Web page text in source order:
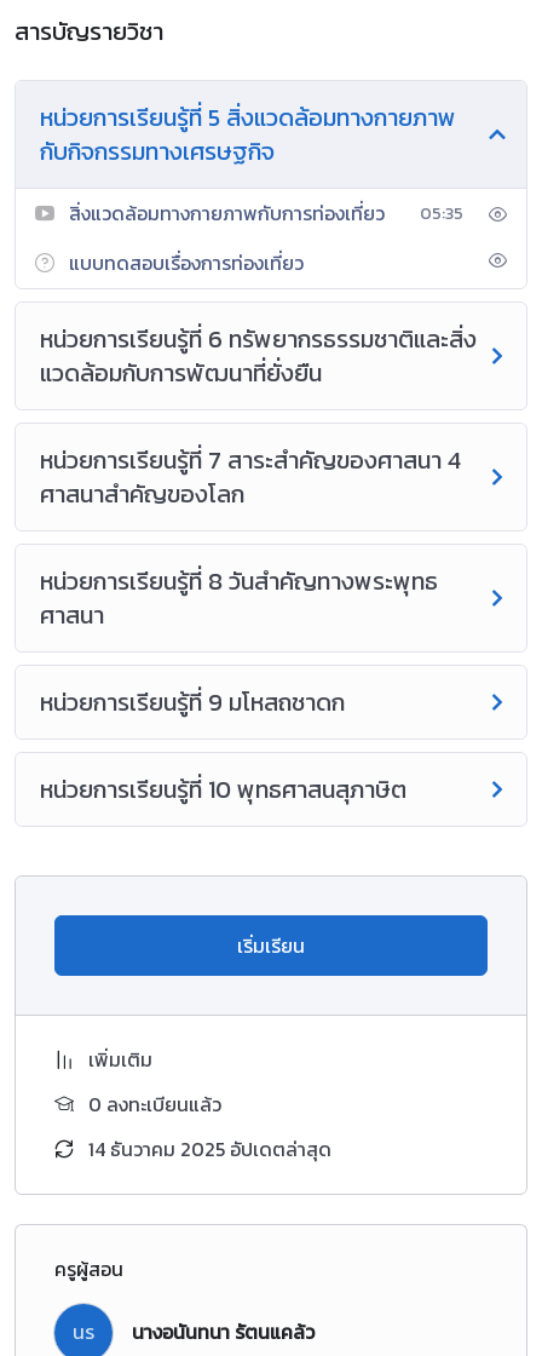
โดยใช้ทักษะทางภูมิศาสตร์ด้านการสังเกต การแปลความ
ข้อมูลทางภูมิศาสตร์ การใช้เทคนิคและเครื่องมือทางภูมิศาสตร์ การ
คิดเชิงพื้นที่ การคิดแบบองค์รวม การใช้เทคโนโลยีสารสนเทศ การ
ใช้สถิติพื้นฐาน ใช้แผนที่และเครื่องมือทางภูมิศาสตร์ในการสืบค้น
วิเคราะห์ และสรุปข้อมูลตามกระบวนการทางภูมิศาสตร์ กระบวนการ
สืบเสาะหาความรู้ รวมถึงทักษะด้านการสื่อสารและการรู้เท่าทันสื่อ
เพื่อให้เกิดความรู้ ความเข้าใจ มีความสามารถทาง
ภูมิศาสตร์ กระบวนการทางภูมิศาสตร์ ทักษะภูมิศาสตร์ และมีทักษะ
ในศตวรรษที่ 21 มีคุณลักษณะด้านจิตสาธารณะ มีวินัย ใฝ่เรียนรู้
ซื่อสัตย์สุจริต มุ่งมั่นในการทำงานมีส่วนร่วมในการจัดการพัฒนา
ทรัพยากรธรรมชาติและสิ่งแวดล้อมอย่างยั่งยืน
ศึกษา วิเคราะห์ ลักษณะประชาธิปไตยในพระพุทธศาสนา
หลักการของพระพุทธศาสนากับหลักวิทยาศาสตร์ การฝึกฝนและ
พัฒนาตนเอง การพึ่งตนเอง และการมุ่งอิสรภาพในพระพุทธศาสนา
พระพุทธเจ้าในฐานะเป็นมนุษย์ผู้ฝึกตนได้อย่างสูงสุดในการตรัสรู้
การก่อตั้ง วิธีการสอน และการเผยแผ่พระพุทธศาสนา ประวัติพุทธ
สาวก พุทธสาวิกา ศาสนิกชนตัวอย่าง ชาดก
วิเคราะห์และปฏิบัติตนตามหลักธรรมของพระพุทธศาสนา
พระรัตนตรัย หลักธรรมในกรอบอริยสัจ 4 ประกอบด้วย ทุกข์
สมุทัย นิโรธ มรรค การสังคายนาพระไตรปิฎก ปฏิบัติตนเป็นศาสนิ
กชนที่ดีต่อสมาชิกในครอบครัวและสังคม ปฏิบัติตนตามศาสนพิธี
พิธีกรรมของพระพุทธศาสนา สวดมนต์แปลและแผ่เมตตา และ
บริหารจิตและเจริญปัญญาภาวนาตามหลักสติปัฏฐาน การ
พัฒนาการเรียนรู้ด้วยวิธีคิดแบบแยกแยะส่วนประกอบ วิธีคิดแบบ
วิภัชชวาท การสัมมนาและเสนอแนวทางในการธำรงรักษาพระพุทธ
ชาติ และโลก หลักธรรมทางศาสนาในการอยู่ร่วมกันอย่างสันติสุข
โดยใช้กระบวนการคิด กระบวนการสืบค้นข้อมูล
กระบวนการทางสังคม กระบวนการเผชิญสถานการณ์และแก้ปัญหา
เพื่อให้เกิดความรู้ ความเข้าใจ สามารถนำไปปฏิบัติในการ
ดำเนินชีวิต นำไปแก้ปัญหาและพัฒนาตนเองและครอบครัว มี
คุณลักษณะอันพึงประสงค์ในด้านรักชาติ ศาสน์ กษัตริย์ ซื่อสัตย์
สุจริต มีวินัย ใฝ่เรียนรู้ มุ่งมั่นในการทำงาน รักความเป็นไทย มีจิต
สาธารณะ สามารถดำเนินชีวิตอยู่ร่วมกันได้อย่างสันติสุข
สารบัญรายวิชา
หน่วยการเรียนรู้ที่ 5 สิ่งแวดล้อมทางกายภาพ
กับกิจกรรมทางเศรษฐกิจ
สิ่งแวดล้อมทางกายภาพกับการท่องเที่ยว 05:35
แบบทดสอบเรื่องการท่องเที่ยว
หน่วยการเรียนรู้ที่ 6 ทรัพยากรธรรมชาติและสิ่ง
แวดล้อมกับการพัฒนาที่ยั่งยืน
หน่วยการเรียนรู้ที่ 7 สาระสำคัญของศาสนา 4
ศาสนาสำคัญของโลก
หน่วยการเรียนรู้ที่ 8 วันสำคัญทางพระพุทธ
ศาสนา
หน่วยการเรียนรู้ที่ 9 มโหสถชาดก
หน่วยการเรียนรู้ที่ 10 พุทธศาสนสุภาษิต
เริ่มเรียน
เพิ่มเติม
0 ลงทะเบียนแล้ว
14 ธันวาคม 2025 อัปเดตล่าสุด
ครูผู้สอน
นร นางอนันทนา รัตนแคล้ว